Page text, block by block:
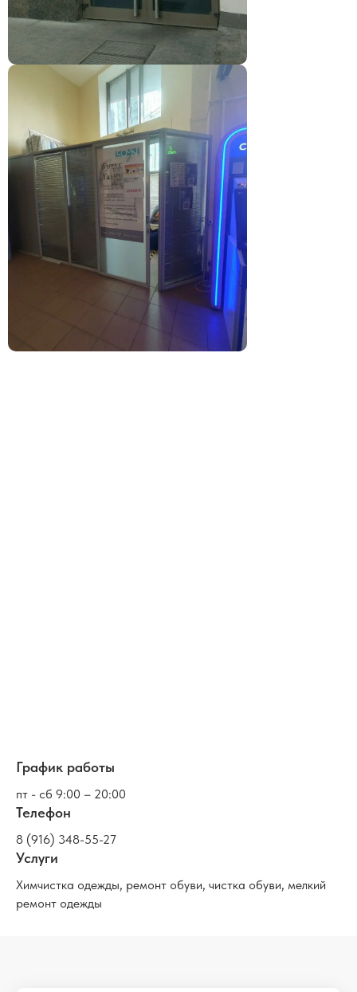
График работы
пт - сб 9:00 – 20:00
Телефон
8 (916) 348-55-27
Услуги
Химчистка одежды, ремонт обуви, чистка обуви, мелкий
ремонт одежды